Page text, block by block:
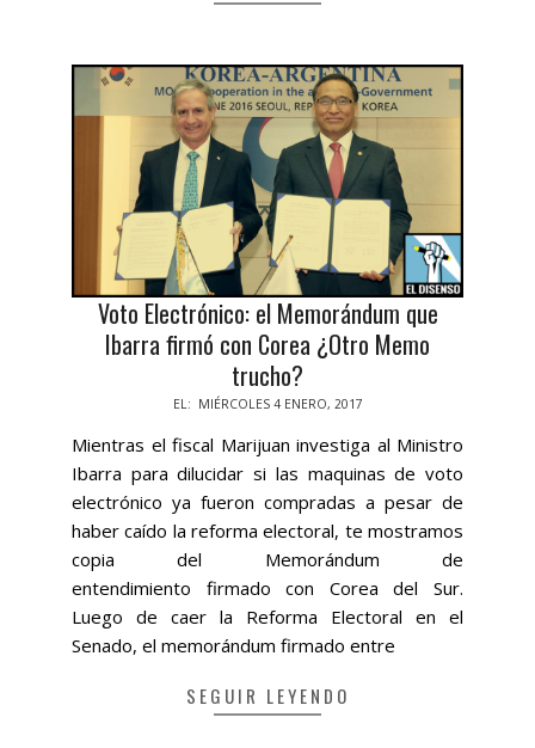
Voto Electrónico: el Memorándum que
Ibarra firmó con Corea ¿Otro Memo
trucho?
EL: MIÉRCOLES 4 ENERO, 2017
Mientras el fiscal Marijuan investiga al Ministro
Ibarra para dilucidar si las maquinas de voto
electrónico ya fueron compradas a pesar de
haber caído la reforma electoral, te mostramos
copia del Memorándum de
entendimiento firmado con Corea del Sur.
Luego de caer la Reforma Electoral en el
Senado, el memorándum firmado entre
SEGUIR LEYENDO